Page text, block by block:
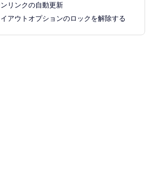
リンクの自動更新
アウトオプションのロックを解除する